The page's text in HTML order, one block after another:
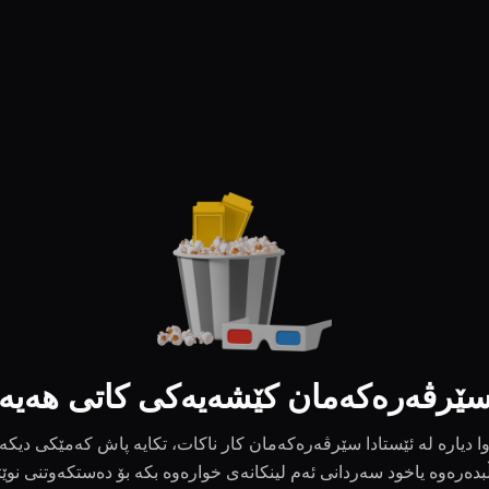
کێشەیەکی کاتی
وا دیارە لە ئێستادا سێرڤەرەکەمان کار ناکات، تکایە پاش کەمێکی دیکە
یاخود سەردانی ئەم لینکانەی خوارەوە بکە بۆ دەستکەوتنی